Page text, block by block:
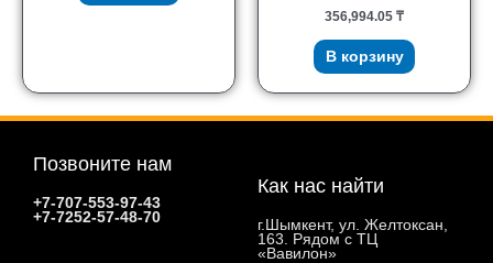
356,994.05 ₸
В корзину
Позвоните нам
+7-707-553-97-43
+7-7252-57-48-70
Как нас найти
г.Шымкент, ул. Желтоксан,
163. Рядом с ТЦ
«Вавилон»